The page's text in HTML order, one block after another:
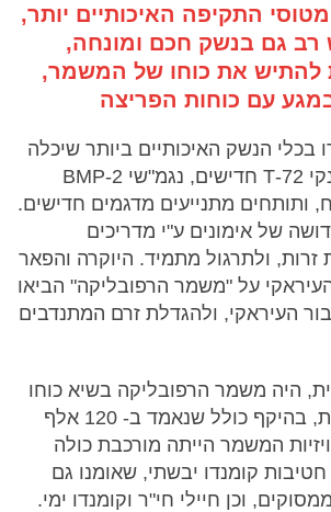
התקיפה האיכותיים יותר,
רב גם בנשק חכם ומונחה,
להתיש את כוחו של המשמר,
עם כוחות הפריצה
בכלי הנשק האיכותיים ביותר שיכלה
ותותחים מתנייעים מדגמים חדישים.
של אימונים ע"י מדריכים
זרות, ולתרגול מתמיד. היוקרה והפאר
על "משמר הרפובליקה" הביאו
העיראקי, ולהגדלת זרם המתנדבים
היה משמר הרפובליקה בשיא כוחו
– 8 דיוויזיות מלאות, בהיקף כולל שנאמד ב- 120 אלף
המשמר הייתה מורכבת כולה
מחיילי קומנדו - 2 חטיבות קומנדו יבשתי, שאומנו גם
וכן חיילי חי"ר וקומנדו ימי.